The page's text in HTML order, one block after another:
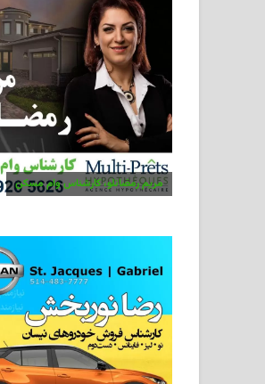
مریم رمضانلو، کارشناس وام مسکن